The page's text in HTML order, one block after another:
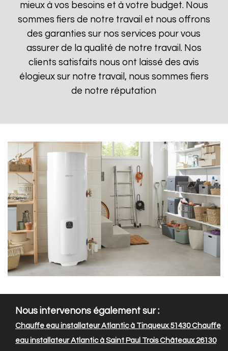
mieux à vos besoins et à votre budget. Nous
sommes fiers de notre travail et nous offrons
des garanties sur nos services pour vous
assurer de la qualité de notre travail. Nos
clients satisfaits nous ont laissé des avis
élogieux sur notre travail, nous sommes fiers
de notre réputation
Nous intervenons également sur :
Chauffe eau installateur Atlantic à Tinqueux 51430Chauffe
eau installateur Atlantic à Saint Paul Trois Châteaux 26130